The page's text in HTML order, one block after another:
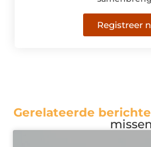
Registreer
Gerelateerde
missen